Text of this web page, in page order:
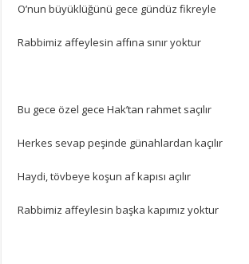
O’nun büyüklüğünü gece gündüz fikreyle
Rabbimiz affeylesin affına sınır yoktur
Bu gece özel gece Hak’tan rahmet saçılır
Herkes sevap peşinde günahlardan kaçılır
Haydi, tövbeye koşun af kapısı açılır
Rabbimiz affeylesin başka kapımız yoktur